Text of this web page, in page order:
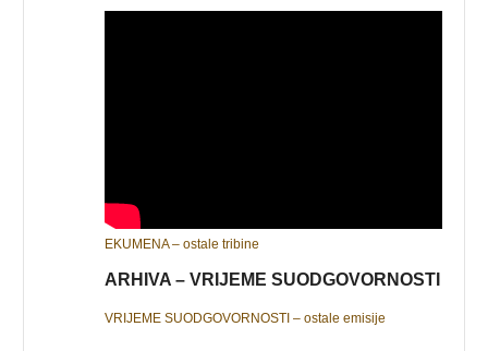
EKUMENA – ostale tribine
ARHIVA – VRIJEME SUODGOVORNOSTI
VRIJEME SUODGOVORNOSTI – ostale emisije